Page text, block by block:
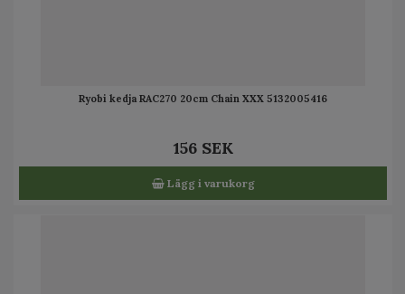
Ryobi kedja RAC270 20cm Chain XXX 5132005416
156 SEK
Lägg i varukorg